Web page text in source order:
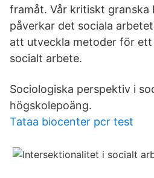
framåt. Vår kritiskt
påverkar det sociala
att utveckla metoder för
socialt arbete.
Sociologiska perspektiv i
högskolepoäng.
Tataa biocenter pcr test